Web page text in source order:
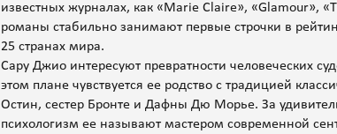
известных журналах, как «Marie Claire», «Glamour»,
романы стабильно занимают первые строчки в
25 странах мира.
Сару Джио интересуют превратности человеческих
этом плане чувствуется ее родство с традицией
Остин, сестер Бронте и Дафны Дю Морье. За
психологизм ее называют мастером современной